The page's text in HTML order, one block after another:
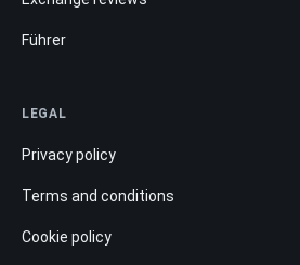
Führer
LEGAL
Privacy policy
Terms and conditions
Cookie policy